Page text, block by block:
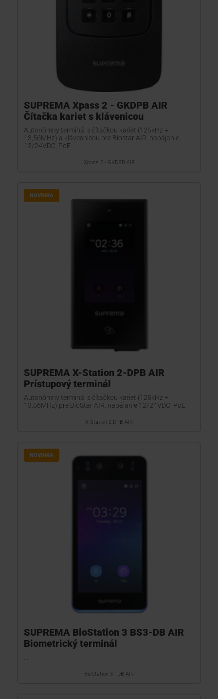
SUPREMA Xpass 2 - GKDPB AIR
Čítačka kariet s klávenicou
Autonómny terminál s čítačkou kariet (125kHz +
13,56MHz) a klávesnicou pre Biostar AIR, napájanie
12/24VDC, PoE
Xpass 2 - GKDPB AIR
NOVINKA
SUPREMA X-Station 2-DPB AIR
Prístupový terminál
Autonómny terminál s čítačkou kariet (125kHz +
13,56MHz) pre BioStar AIR, napájanie 12/24VDC, PoE
X-Station 2-DPB AIR
NOVINKA
SUPREMA BioStation 3 BS3-DB AIR
Biometrický terminál
BioStation 3 - DB AIR